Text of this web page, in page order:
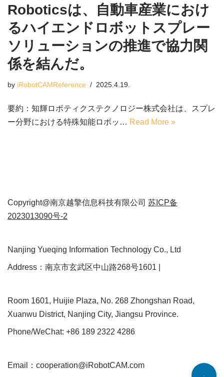
Roboticsは、自動車産業におけ
るハイエンドロボットスプレー
ソリューションの推進で協力関
係を結んだ。
by iRobotCAMReference 2025.4.19.
要約：知輝ロボティクステクノロジー株式会社は、スプレ
ー分野における特殊知能ロボッ… Read More »
Copyright@南京越擎信息科技有限公司 苏ICP备
2023013090号-2
Nanjing Yueqing Information Technology Co., Ltd
Address：南京市玄武区中山路268号1601 |
Room 1601, Huijie Plaza, No. 268 Zhongshan Road,
Xuanwu District, Nanjing City, Jiangsu Province.
Phone/WeChat: +86 189 2322 4286
Email：cooperation@iRobotCAM.com